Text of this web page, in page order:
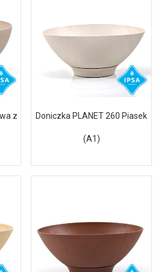
z Doniczka PLANET 260 Piasek
(A1)